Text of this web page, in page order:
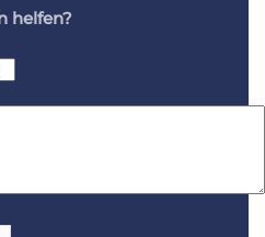
helfen?